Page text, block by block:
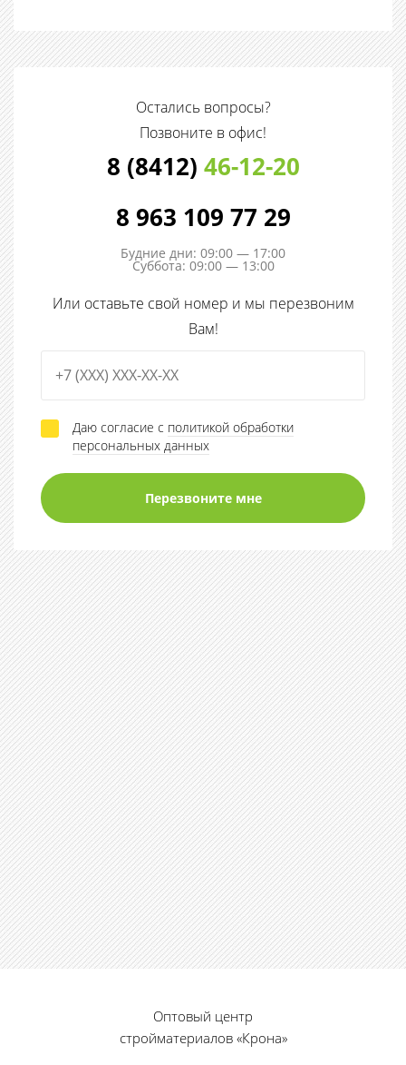
Остались вопросы?
Позвоните в офис!
8 (8412) 46-12-20
8 963 109 77 29
Будние дни: 09:00 — 17:00
Суббота: 09:00 — 13:00
Или оставьте свой номер и мы перезвоним
Вам!
Даю согласие с политикой обработки
персональных данных
Оптовый центр
стройматериалов «Крона»